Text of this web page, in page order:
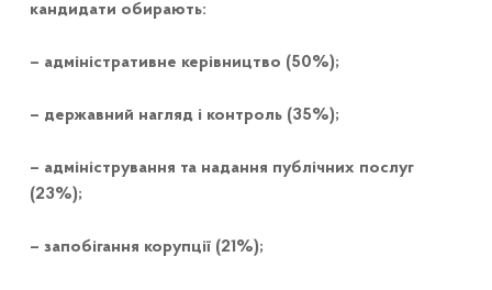
кандидати обирають:
– адміністративне керівництво (50%);
– державний нагляд і контроль (35%);
– адміністрування та надання публічних послуг
(23%);
– запобігання корупції (21%);